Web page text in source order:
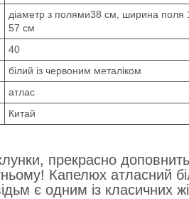
діаметр з полями38 см, ширина поля
57 см
40
білий із червоним металіком
атлас
Китай
прекрасно
Капелюх атласний
є одним із класичних